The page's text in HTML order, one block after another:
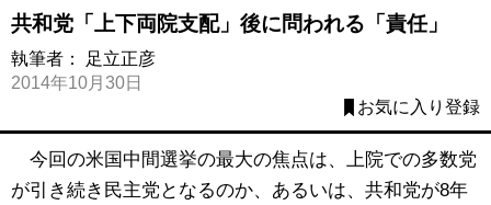
共和党「上下両院支配」後に問われる「責任」
執筆者：
足立正彦
2014年10月30日
お気に入り登録
今回の米国中間選挙の最大の焦点は、上院での多数党
が引き続き民主党となるのか、あるいは、共和党が8年